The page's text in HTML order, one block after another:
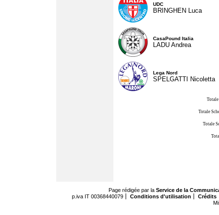
UDC
BRINGHEN Luca
CasaPound Italia
LADU Andrea
Lega Nord
SPELGATTI Nicoletta
Totale
Totale
Page rédigée par la Service de la
p.iva IT 00368440079
Conditions d'utilisation
Crédits